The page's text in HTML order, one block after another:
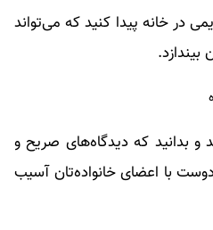
در خانه پیدا کنید که می‌تواند
بیندازد.
و بدانید که دیدگاه‌های صریح و
با اعضای خانواده‌تان آسیب